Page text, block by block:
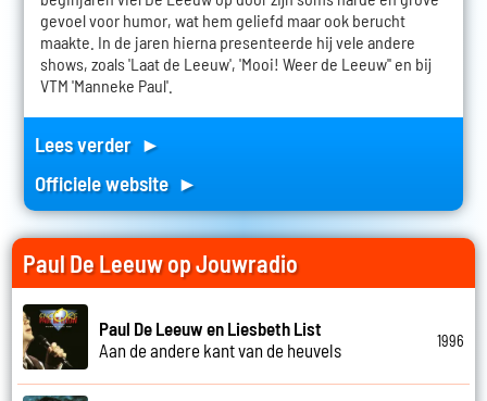
gevoel voor humor, wat hem geliefd maar ook berucht
maakte. In de jaren hierna presenteerde hij vele andere
shows, zoals 'Laat de Leeuw', 'Mooi! Weer de Leeuw'' en bij
VTM 'Manneke Paul'.
Lees verder ►
Officiele website ►
Paul De Leeuw op Jouwradio
Paul De Leeuw en Liesbeth List
Aan de andere kant van de heuvels
1996